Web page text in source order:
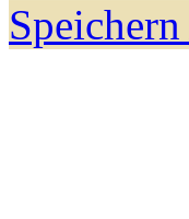
Speichern